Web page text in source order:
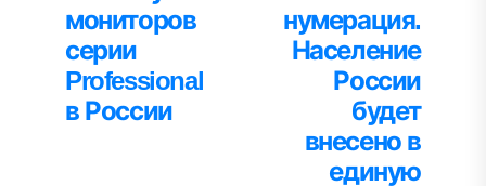
мониторов
серии
Professional
в России
нумерация.
Население
России
будет
внесено в
единую